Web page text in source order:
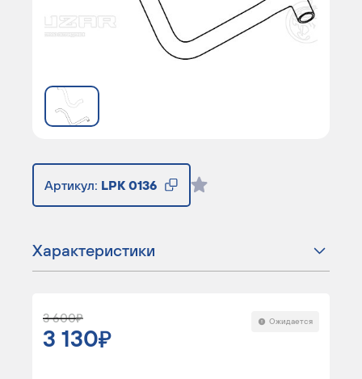
Артикул: LPK 0136
Характеристики
3 600
3 130
Ожидается